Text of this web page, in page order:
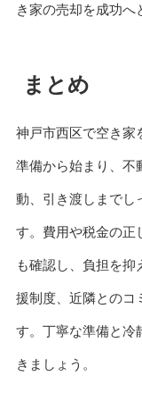
き家の売却を成功へ
まとめ
神戸市西区で空き家
準備から始まり、不
動、引き渡しまでし
す。費用や税金の正
も確認し、負担を
援制度、近隣とのコ
す。丁寧な準備と冷
きましょう。